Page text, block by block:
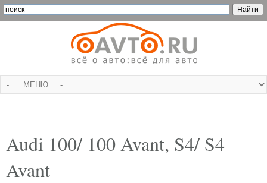
Audi 100/ 100 Avant, S4/ S4
Avant